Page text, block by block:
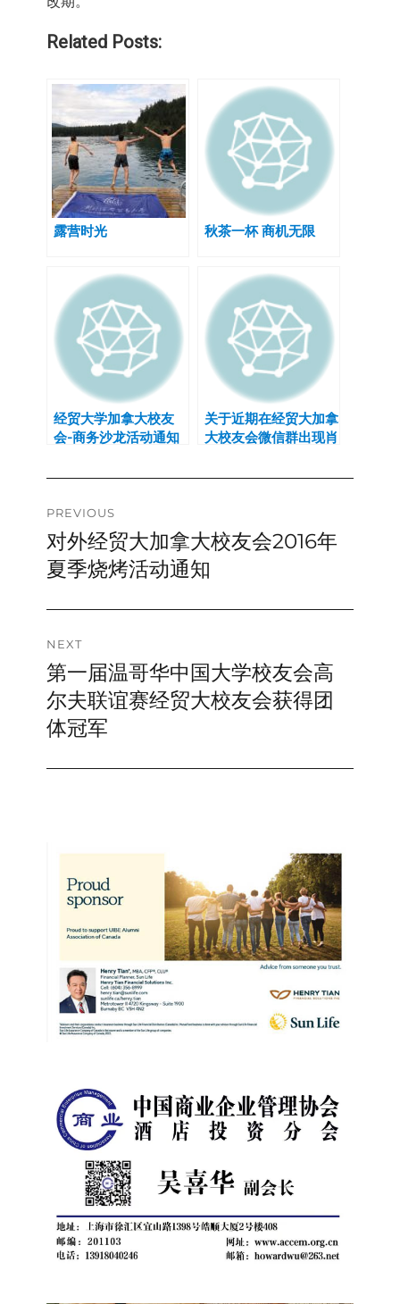
Related Posts:
露营时光 秋茶一杯 商机无限
经贸大学加拿大校友
会-商务沙龙活动通知
关于近期在经贸大加拿
大校友会微信群出现肖
告
Post
navigation
PREVIOUS
Previous
post:
对外经贸大加拿大校友会2016年
夏季烧烤活动通知
NEXT
Next
post:
第一届温哥华中国大学校友会高
尔夫联谊赛经贸大校友会获得团
体冠军